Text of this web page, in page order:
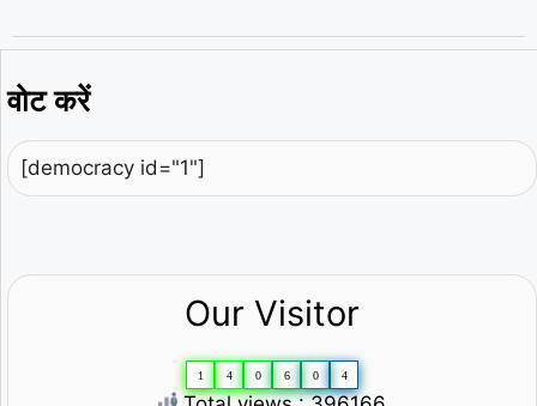
वोट करें
[democracy id="1"]
Our Visitor
1 4 0 6 0 4